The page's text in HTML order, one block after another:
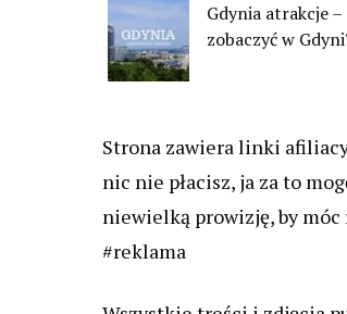
Gdynia atrakcje
zobaczyć w
Strona zawiera linki
nic nie płacisz, ja za to
niewielką prowizję, by móc
#reklama